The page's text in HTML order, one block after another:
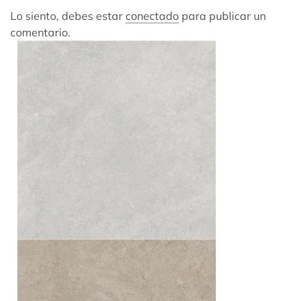
Lo siento, debes estar conectado para publicar un
comentario.